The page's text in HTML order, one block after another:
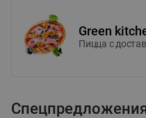
Green
Пицца c